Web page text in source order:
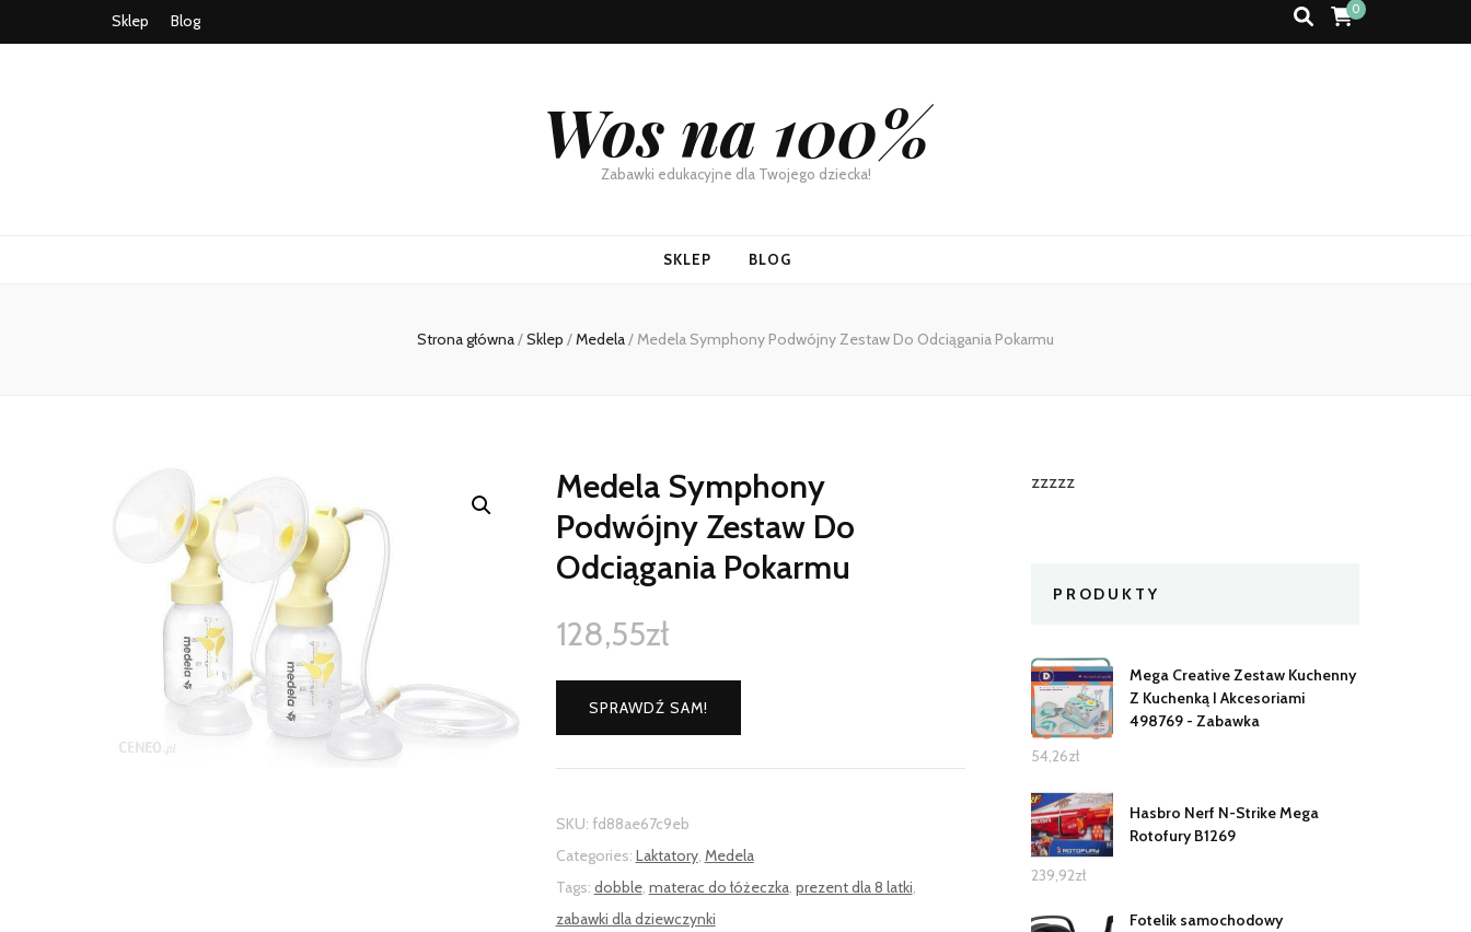
Sklep Blog
0
Wos na 100%
Zabawki edukacyjne dla Twojego dziecka!
SKLEP BLOG
Strona główna/Sklep /Medela/Medela Symphony Podwójny Zestaw Do Odciągania Pokarmu
Medela Symphony
Podwójny Zestaw Do
Odciągania Pokarmu
128,55zł
SPRAWDŹ SAM!
SKU: fd88ae67c9eb
Categories: Laktatory, Medela
Tags: dobble, materac do łóżeczka, prezent dla 8 latki,
zabawki dla dziewczynki
zzzzz
PRODUKTY
Mega Creative Zestaw Kuchenny
Z Kuchenką I Akcesoriami
498769 - Zabawka
54,26zł
Hasbro Nerf N-Strike Mega
Rotofury B1269
239,92zł
Fotelik samochodowy